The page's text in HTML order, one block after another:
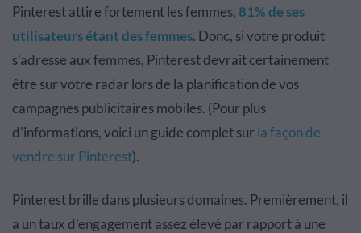
Pinterest attire fortement les femmes, 81% de ses
utilisateurs étant des femmes. Donc, si votre produit
s'adresse aux femmes, Pinterest devrait certainement
être sur votre radar lors de la planification de vos
campagnes publicitaires mobiles. (Pour plus
d'informations, voici un guide complet sur la façon de
vendre sur Pinterest).
Pinterest brille dans plusieurs domaines. Premièrement, il
a un taux d'engagement assez élevé par rapport à une